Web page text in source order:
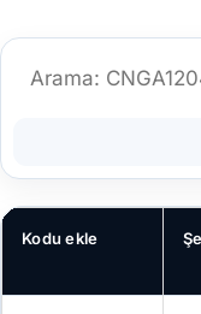
Kodu ekle